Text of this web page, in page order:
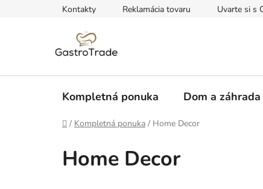
Kontakty Reklamácia tovaru Uvarte si s
Kompletná ponuka Dom a záhrada
Domov
/ Kompletná ponuka / Home Decor
Home Decor